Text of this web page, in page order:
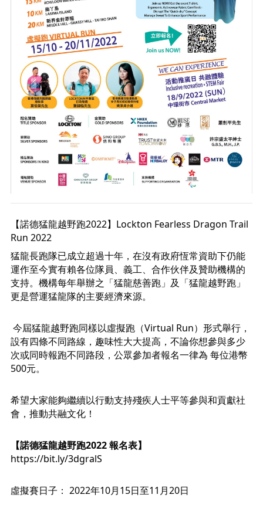
【諾德猛龍越野跑2022】Lockton Fearless Dragon Trail
Run 2022
猛龍長跑隊已成立超過十年，在沒有政府恆常資助下仍能
運作至今實有賴各位隊員、義工、合作伙伴及贊助機構的
支持。機構每年舉辦之「猛龍慈善跑」及「猛龍越野跑」
更是營運猛龍隊的主要經濟來源。
設有四條不同路線，趣味性大大提高，不論你想參與多少
次或同時報跑不同路段，公眾參加者報名一律為 每位港幣
500元。
希望大家能夠繼續以行動支持殘疾人士平等參與和貢獻社
會，推動共融文化！
https://bit.ly/3dgralS
虛擬賽日子： 2022年10月15日至11月20日